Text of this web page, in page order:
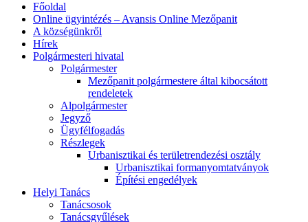
Főoldal
Online ügyintézés – Avansis Online Mezőpanit
A községünkről
Hírek
Polgármesteri hivatal
Polgármester
Mezőpanit polgármestere által kibocsátott
rendeletek
Alpolgármester
Jegyző
Ügyfélfogadás
Részlegek
Urbanisztikai és területrendezési osztály
Urbanisztikai formanyomtatványok
Építési engedélyek
Helyi Tanács
Tanácsosok
Tanácsgyűlések